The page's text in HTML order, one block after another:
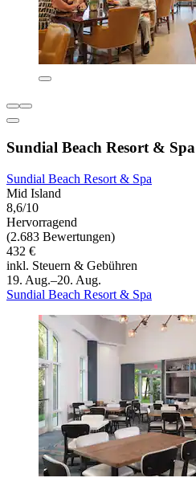
Sundial Beach Resort & Spa
Sundial Beach Resort & Spa
Mid Island
8,6/10
Hervorragend
(2.683 Bewertungen)
432 €
inkl. Steuern & Gebühren
19. Aug.–20. Aug.
Sundial Beach Resort & Spa